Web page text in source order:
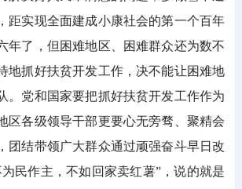
距实现全面建成小康社会的第一个百年
年了，但困难地区、困难群众还为数不
地抓好扶贫开发工作，决不能让困难地
。党和国家要把抓好扶贫开发工作作为
区各级领导干部更要心无旁骛、聚精会
团结带领广大群众通过顽强奋斗早日改
民作主，不如回家卖红薯”，说的就是